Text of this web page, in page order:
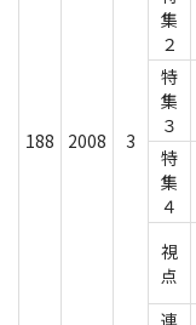
188 2008 3
集
２
特
集
３
特
集
４
視
点
連